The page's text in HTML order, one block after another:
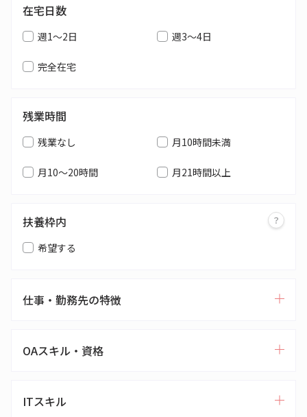
在宅日数
週1～2日 週3～4日
完全在宅
残業時間
残業なし 月10時間未満
月10～20時間 月21時間以上
扶養枠内
希望する
仕事・勤務先の特徴
OAスキル・資格
ITスキル